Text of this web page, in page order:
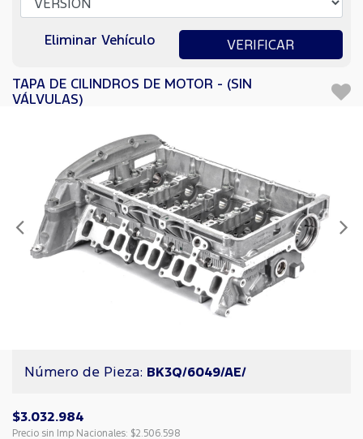
Eliminar Vehículo VERIFICAR
TAPA DE CILINDROS DE MOTOR - (SIN
VÁLVULAS)
Anterior
Número de Pieza: BK3Q/6049/AE/
$3.032.984
Precio sin Imp Nacionales: $2.506.598